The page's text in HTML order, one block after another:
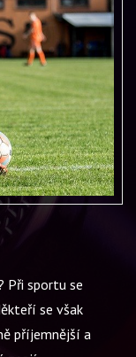
Při sportu se
se však
příjemnější a